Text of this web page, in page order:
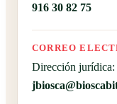
916 30 82 75
CORREO
Dirección jurídica: